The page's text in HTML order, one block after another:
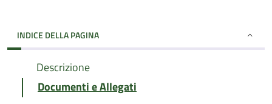
INDICE DELLA PAGINA
Descrizione
Documenti e Allegati